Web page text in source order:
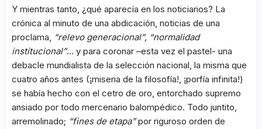
Y mientras tanto, ¿qué aparecía en los noticiarios? La
crónica al minuto de una abdicación, noticias de una
proclama, “relevo generacional”, “normalidad
institucional”… y para coronar –esta vez el pastel- una
debacle mundialista de la selección nacional, la misma que
cuatro años antes (¡miseria de la filosofía!, ¡porfía infinita!)
se había hecho con el cetro de oro, entorchado supremo
ansiado por todo mercenario balompédico. Todo juntito,
arremolinado; “fines de etapa”por riguroso orden de